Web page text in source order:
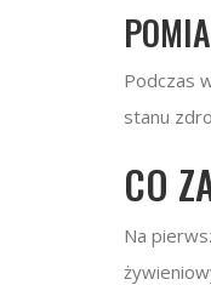
Podczas
stanu
CO
Na